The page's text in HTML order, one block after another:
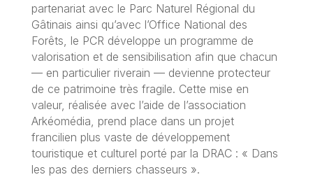
partenariat avec le Parc Naturel Régional du
Gâtinais ainsi qu’avec l’Office National des
Forêts, le PCR développe un programme de
valorisation et de sensibilisation afin que chacun
— en particulier riverain — devienne protecteur
de ce patrimoine très fragile. Cette mise en
valeur, réalisée avec l’aide de l’association
Arkéomédia, prend place dans un projet
francilien plus vaste de développement
touristique et culturel porté par la DRAC : « Dans
les pas des derniers chasseurs ».